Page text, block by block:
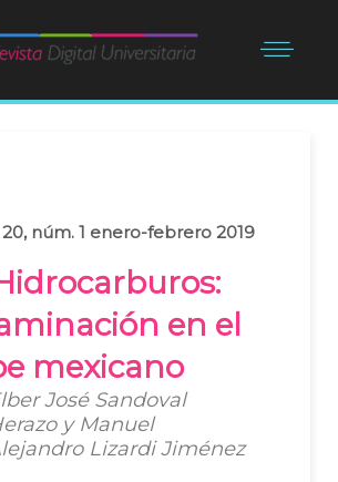
20, núm. 1 enero-febrero 2019
en el
mexicano
José Sandoval
y Manuel
Lizardi Jiménez